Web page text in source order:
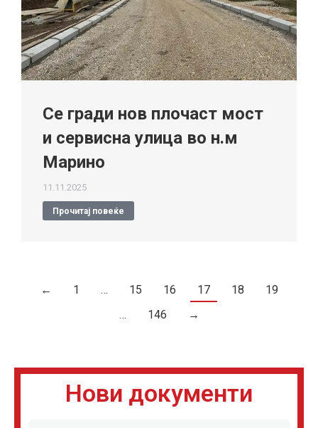
Се гради нов плочаст мост
и сервисна улица во н.м
Марино
11.11.2025
Прочитај повеќе
← 1 … 15 16 17 18
19
…
146 →
Нови документи